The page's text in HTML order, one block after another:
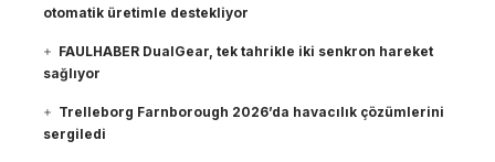
otomatik üretimle destekliyor
FAULHABER DualGear, tek tahrikle iki senkron hareket
sağlıyor
Trelleborg Farnborough 2026’da havacılık çözümlerini
sergiledi